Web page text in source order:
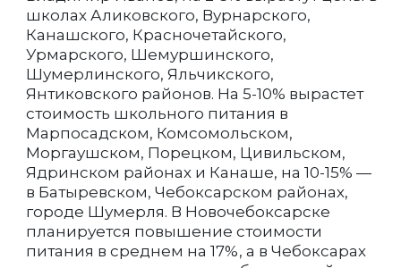
школах Аликовского, Вурнарского,
Канашского, Красночетайского,
Урмарского, Шемуршинского,
Шумерлинского, Яльчикского,
Янтиковского районов. На 5-10% вырастет
стоимость школьного питания в
Марпосадском, Комсомольском,
Моргаушском, Порецком, Цивильском,
Ядринском районах и Канаше, на 10-15% —
в Батыревском, Чебоксарском районах,
городе Шумерля. В Новочебоксарске
планируется повышение стоимости
питания в среднем на 17%, а в Чебоксарах